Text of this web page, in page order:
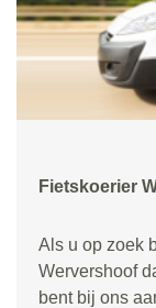
Fietskoerier
Als u op zoek
Wervershoof
bent bij ons